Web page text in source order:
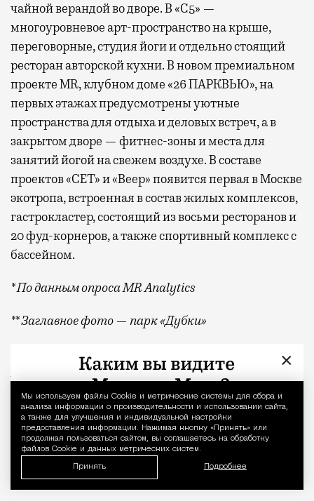
Уведомление
Мы используем файлы Сookie и метрические системы для сбора и
анализа информации о производительности и использовании сайта,
а также для улучшения и индивидуальной настройки
предоставления информации. Нажимая кнопку «Принять» или
продолжая пользоваться сайтом, вы соглашаетесь на обработку
файлов Cookie и данных метрических систем.
Принять Подробнее
чайной верандой во дворе. В «С5» —
многоуровневое арт-пространство на крыше,
переговорные, студия йоги и отдельно стоящий
ресторан авторской кухни. В новом премиальном
проекте MR, клубном доме «26 ПАРКВЬЮ», на
первых этажах предусмотрены уютные
пространства для отдыха и деловых встреч, а в
закрытом дворе — фитнес-зоны и места для
занятий йогой на свежем воздухе. В составе
проектов «СЕТ» и «Веер»появитсяпервая в Москве
экотропа, встроенная в состав жилых комплексов,
гастрокластер, состоящий из восьми ресторанов и
20 фуд-корнеров, а также спортивный комплекс с
бассейном.
* По данным опроса MR Analytics
** Заглавное фото — парк «Дубки»
Фото: пресс-служба MR Group,
/shutterstock.com/Fotodom
Квадратные метры, планировки, вид из
Реклама
MR Group
×